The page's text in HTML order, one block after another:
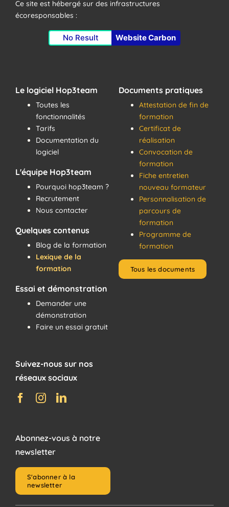
Ce site est hébergé sur des infrastructures
écoresponsables :
No Result Website Carbon
Le logiciel Hop3team
Toutes les
fonctionnalités
Tarifs
Documentation du
logiciel
L'équipe Hop3team
Pourquoi hop3team ?
Recrutement
Nous contacter
Quelques contenus
Blog de la formation
Lexique de la
formation
Essai et démonstration
Demander une
démonstration
Faire un essai gratuit
Documents pratiques
Attestation de fin de
formation
Certificat de
réalisation
Convocation de
formation
Fiche entretien
nouveau formateur
Personnalisation de
parcours de
formation
Programme de
formation
Tous les documents
Suivez-nous sur nos
réseaux sociaux
Abonnez-vous à notre
newsletter
S'abonner à la
newsletter